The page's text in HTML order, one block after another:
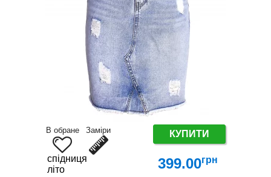
В обране Заміри КУПИТИ
спідниця
літо
399.00грн